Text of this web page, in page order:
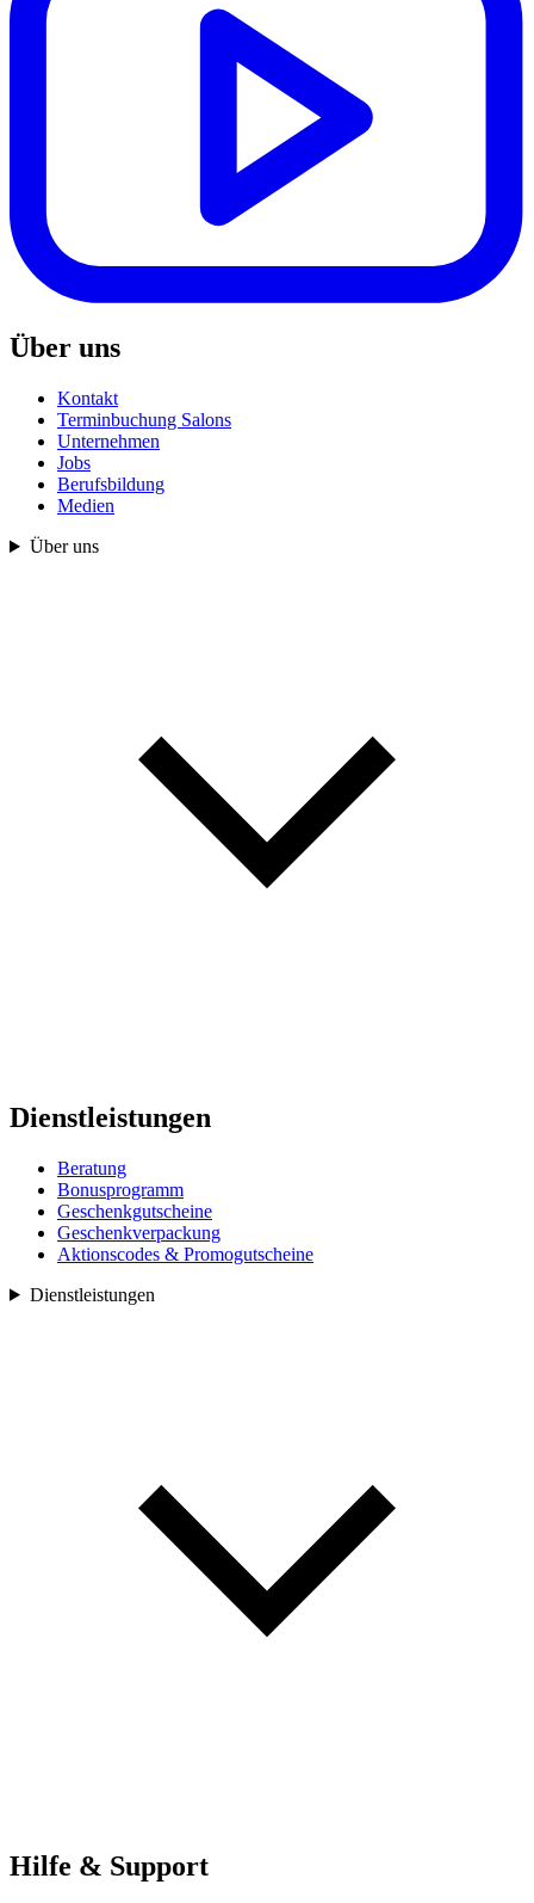
Über uns
Kontakt
Terminbuchung Salons
Unternehmen
Jobs
Berufsbildung
Medien
Über uns
Dienstleistungen
Beratung
Bonusprogramm
Geschenkgutscheine
Geschenkverpackung
Aktionscodes & Promogutscheine
Dienstleistungen
Hilfe & Support